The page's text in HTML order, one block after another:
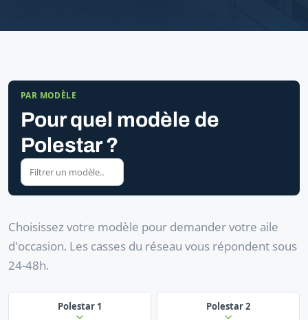
PAR MODÈLE
Pour quel modèle de
Polestar ?
Choisissez votre modèle pour demander votre aile
d'occasion. Les casses du réseau vous répondent sous
24-48h.
Polestar 1 Polestar 2